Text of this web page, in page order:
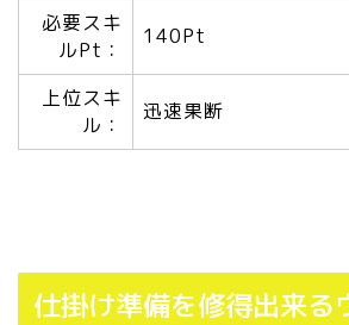
必要スキ
ルPt：
140Pt
上位スキ
ル：
迅速果断
仕掛け準備を修得出来る